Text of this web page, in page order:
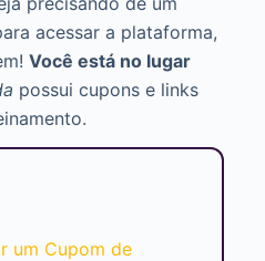
acessar a plataforma,
Você está no lugar
possui cupons e links
um Cupom de